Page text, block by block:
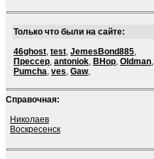
Только что были на сайте:
46ghost, test, JemesBond885,
Прессер, antoniok, BHop, Oldman,
Pumcha, ves, Gaw,
Справочная:
Николаев
Воскресенск